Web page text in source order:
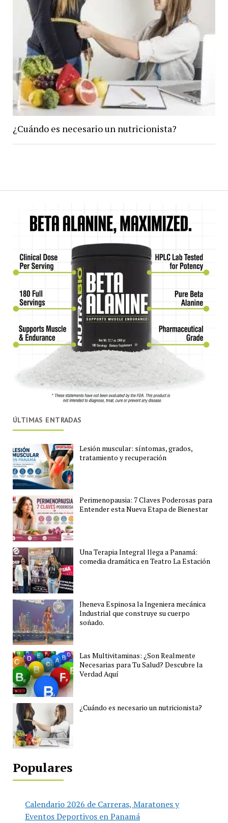
¿Cuándo es necesario un nutricionista?
ÚLTIMAS ENTRADAS
Lesión muscular: síntomas, grados,
tratamiento y recuperación
Perimenopausia: 7 Claves Poderosas para
Entender esta Nueva Etapa de Bienestar
Una Terapia Integral llega a Panamá:
comedia dramática en Teatro La Estación
Jheneva Espinosa la Ingeniera mecánica
Industrial que construye su cuerpo
soñado.
Las Multivitaminas: ¿Son Realmente
Necesarias para Tu Salud? Descubre la
Verdad Aquí
¿Cuándo es necesario un nutricionista?
Populares
Calendario 2026 de Carreras, Maratones y
Eventos Deportivos en Panamá